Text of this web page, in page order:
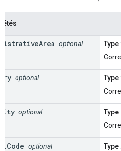
Area optional Type:
optional Type:
optional Type:
Code optional Type: